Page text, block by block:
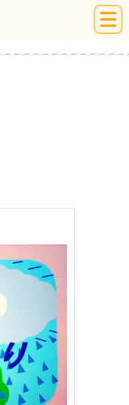
絵本ひろば